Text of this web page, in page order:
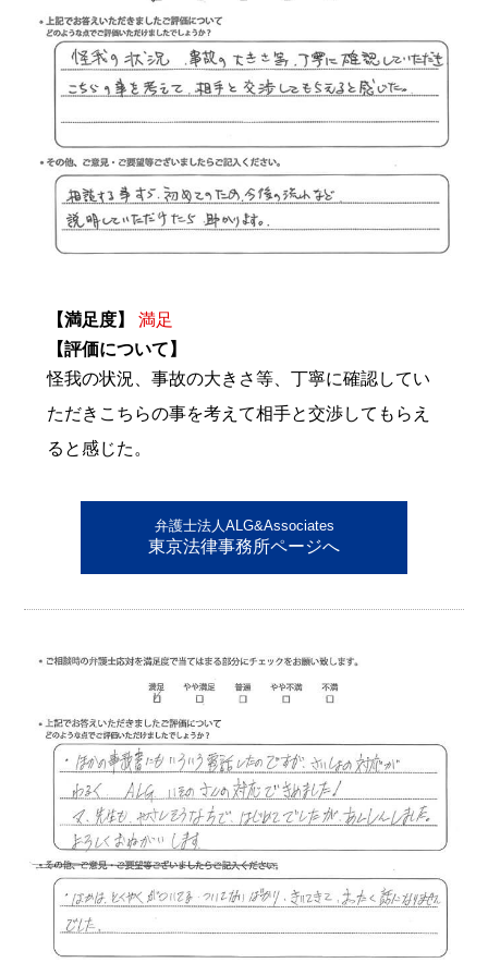
【満足度】
満足
【評価について】
怪我の状況、事故の大きさ等、丁寧に確認してい
ただきこちらの事を考えて相手と交渉してもらえ
ると感じた。
弁護士法人ALG&Associates
東京法律事務所ページへ